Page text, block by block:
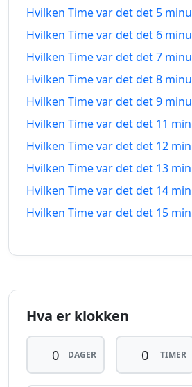
minutter
siden
07.08.2026
8
minutter
siden
07.08.2026
8
9
minutter
siden
07.08.2026
9
10
10
siden
minutter
siden
07.08.2026
fra-
Hvilken Time var det det 5
Hvilken Time var det det 6
Hvilken Time var det det 7
Hvilken Time var det det 8
Hvilken Time var det det 9
Hvilken Time var det det 11
Hvilken Time var det det 12
Hvilken Time var det det 13
Hvilken Time var det det 14
Hvilken Time var det det 15
Hva er klokken
DAGER TIMER